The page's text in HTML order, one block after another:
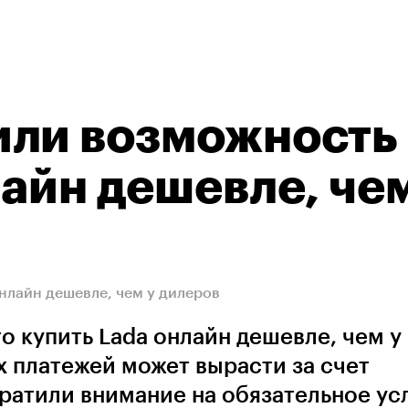
возможность
дешевле,
дешевле, чем у дилеров
купить Lada онлайн дешевле, чем у
может вырасти за счет
внимание на обязательное